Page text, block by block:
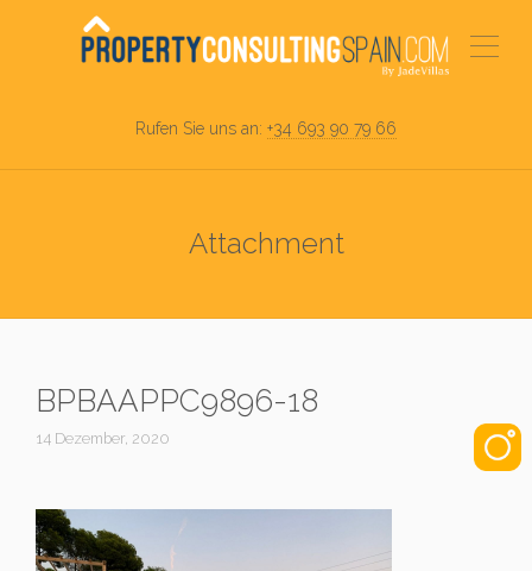
Rufen Sie uns an: +34 693 90 79 66
Attachment
BPBAAPPC9896-18
14 Dezember, 2020